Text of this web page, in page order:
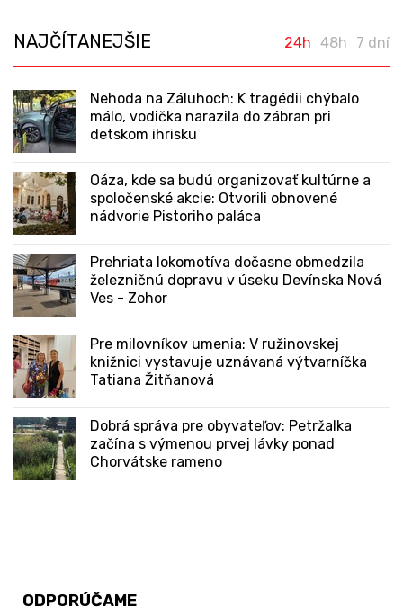
NAJČÍTANEJŠIE 24h 48h 7 dní
Nehoda na Záluhoch: K tragédii chýbalo
málo, vodička narazila do zábran pri
detskom ihrisku
Oáza, kde sa budú organizovať kultúrne a
spoločenské akcie: Otvorili obnovené
nádvorie Pistoriho paláca
Prehriata lokomotíva dočasne obmedzila
železničnú dopravu v úseku Devínska Nová
Ves - Zohor
Pre milovníkov umenia: V ružinovskej
knižnici vystavuje uznávaná výtvarníčka
Tatiana Žitňanová
Dobrá správa pre obyvateľov: Petržalka
začína s výmenou prvej lávky ponad
Chorvátske rameno
ODPORÚČAME